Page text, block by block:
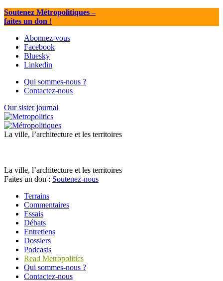
Soutenez Métropolitiques–
faites un don !
Abonnez-vous
Facebook
Bluesky
Linkedin
Qui sommes-nous ?
Contactez-nous
Our sister journal
La ville, l’architecture et les territoires
La ville, l’architecture et les territoires
Faites un don : Soutenez-nous
Terrains
Commentaires
Essais
Débats
Entretiens
Dossiers
Podcasts
Read Metropolitics
Qui sommes-nous ?
Contactez-nous